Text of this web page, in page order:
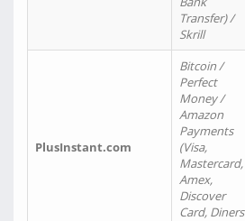
Transfer) /
Skrill
PlusInstant.com
Bitcoin /
Perfect
Money /
Amazon
Payments
(Visa,
Mastercard,
Amex,
Discover
Card, Diners